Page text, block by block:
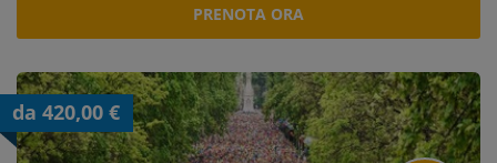
PRENOTA ORA
da 420,00 €